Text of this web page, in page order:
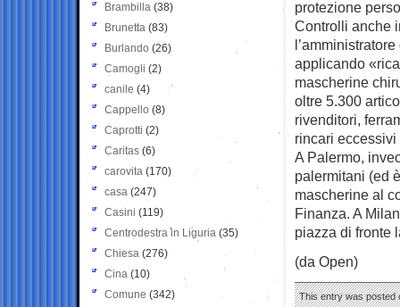
protezione
Controlli anche
applicando
mascherine
oltre 5.300
rivenditori,
rincari
A Palermo,
palermitani (ed
mascherine al
Finanza. A
piazza di fronte
(da Open)
This entry was posted
Brambilla (38)
Brunetta (83)
Burlando (26)
Camogli (2)
canile (4)
Cappello (8)
Caprotti (2)
Caritas (6)
carovita (170)
casa (247)
Casini (119)
Centrodestra in Liguria (35)
Chiesa (276)
Cina (10)
Comune (342)